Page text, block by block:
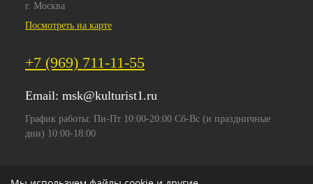
г. Москва
Посмотреть на карте
+7 (969) 711-11-55
Email: msk@kulturist1.ru
График работы: Пн-Пт 10:00-20:00 Сб-Вс (и праздничные
дни) 10:00-18:00